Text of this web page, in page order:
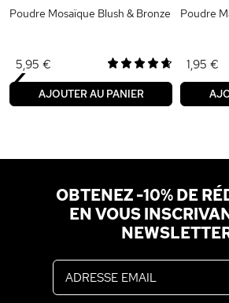
Poudre Mosaïque Blush & Bronze
5,95 €
AJOUTER AU PANIER
Poudre
1,95 €
‹
OBTENEZ -10% DE
EN VOUS